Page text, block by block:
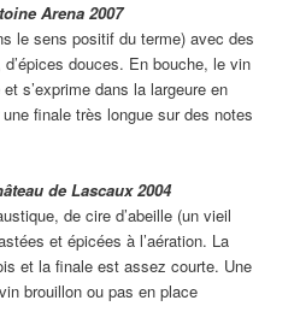
Arena 2007
le sens positif du terme) avec des
douces. En bouche, le vin
s’exprime dans la largeure en
finale très longue sur des notes
de Lascaux 2004
de cire d’abeille (un vieil
et épicées à l’aération. La
et la finale est assez courte. Une
brouillon ou pas en place